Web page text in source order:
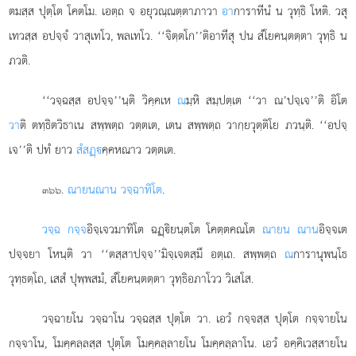
ตมสฺส ปุตฺโต โคตโม. เอตฺถ จ อยุวณฺณตฺตาภาวาอาการาทีนํ น วุทฺธิ โหติ. วสุ
เทวสฺส อปจฺจํ วาสุเทโว, พลเทโว. ‘‘จิตฺตโก’’ติอาทีสุ ปน สํโยคนฺตตฺตา วุทฺธิ น
ภวติ.
‘‘วจฺฉสฺส อปจฺจ’’นฺติ วิคฺคเห ณมฺหิ สมฺปตฺเต ‘‘วา ณ’ปจฺเจ’’ติ อิโต
วาติ ตทฺธิตวิธาเน สพฺพตฺถ วตฺตเต, เตน สพฺพตฺถ วากฺยวุตฺติโย ภวนฺติ. ‘‘อปจฺ
เจ’’ติ ปทํ ยาวสํสฏฺคฺคหณาว วตฺตเต.
๓๖๖.ณายนณาน วจฺฉาทิโต.
วจฺฉ กจฺจอิจฺเจวมาทิโต ฉฏฺิยนฺตโต โคตฺตคณโตณายน ณานอิจฺจเต
ปจฺจยา โหนฺติ วา ‘‘ตสฺสาปจฺจ’’มิจฺเจตสฺมึ อตฺเถ. สพฺพตฺถ ณการานุพนฺโธ
วุทฺธตฺโถ, เสสํ ปุพฺพสมํ, สํโยคนฺตตฺตา วุทฺธิอภาโวว วิเสโส.
วจฺฉายโน วจฺฉาโน วจฺฉสฺส ปุตฺโต วา. เอวํ กจฺจสฺส ปุตฺโต กจฺจายโน
กจฺจาโน, โมคฺคลฺลสฺส ปุตฺโต โมคฺคลฺลายโน โมคฺคลฺลาโน. เอวํ อคฺคิเวสฺสายโน